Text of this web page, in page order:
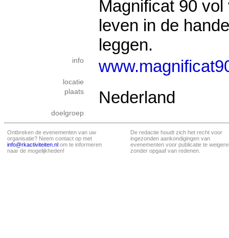
Magnificat 90
leven in de
leggen.
info
locatie
plaats
Nederland
doelgroep
Ontbreken de evenementen van uw
organisatie? Neem contact op met
info@rkactiviteiten.nl om te informeren
naar de mogelijkheden!
De redactie houdt zich het recht voor
ingezonden aankondigingen van
evenementen voor publicatie te
zonder opgaaf van redenen.